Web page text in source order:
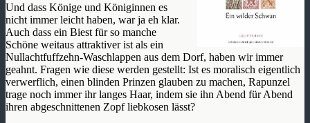
Und dass Könige und Königinnen es
nicht immer leicht haben, war ja eh klar.
Auch dass ein Biest für so manche
Schöne weitaus attraktiver ist als ein
Nullachtfuffzehn-Waschlappen aus dem Dorf, haben wir immer
geahnt. Fragen wie diese werden gestellt: Ist es moralisch eigentlich
verwerflich, einen blinden Prinzen glauben zu machen, Rapunzel
trage noch immer ihr langes Haar, indem sie ihn Abend für Abend
ihren abgeschnittenen Zopf liebkosen lässt?